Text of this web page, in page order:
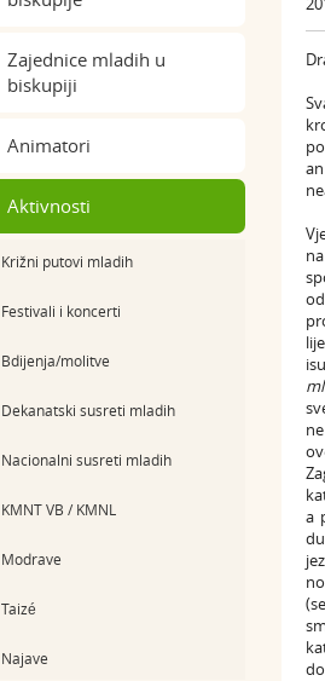
Zajednice mladih u
biskupiji
Animatori
Aktivnosti
Križni putovi mladih
Festivali i koncerti
Bdijenja/molitve
Dekanatski susreti mladih
Nacionalni susreti mladih
KMNT VB / KMNL
Modrave
Taizé
Najave
a